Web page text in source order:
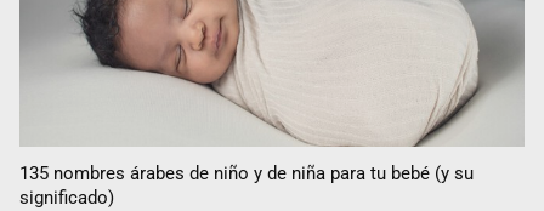
135 nombres árabes de niño y de niña para tu bebé (y su
significado)